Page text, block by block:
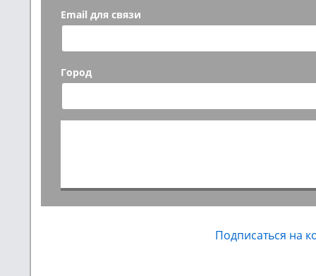
Email для связи
Город
Подписаться на